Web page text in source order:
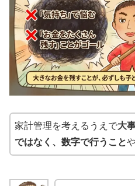
家計管理を考えるうえで大
ではなく、数字で行うこと